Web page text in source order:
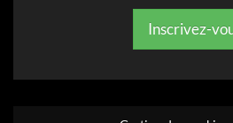
Inscrivez-